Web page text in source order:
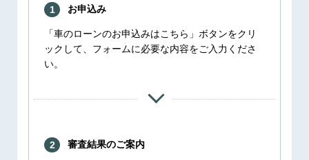
1 お申込み
「車のローンのお申込みはこちら」ボタンをクリ
ックして、フォームに必要な内容をご入力くださ
い。
2 審査結果のご案内